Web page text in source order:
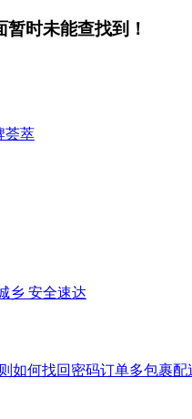
时未能查找到！
荟萃
乡 安全速达
如何找回密码订单多包裹配